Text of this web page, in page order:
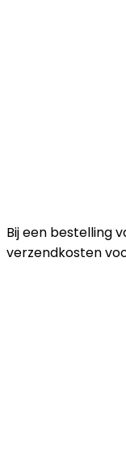
Bij een bestelling
verzendkosten